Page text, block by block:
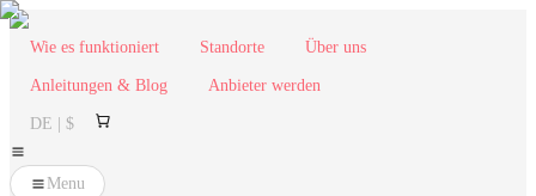
Wie es funktioniert Standorte Über uns
Anleitungen & Blog Anbieter werden
DE | $
Menu